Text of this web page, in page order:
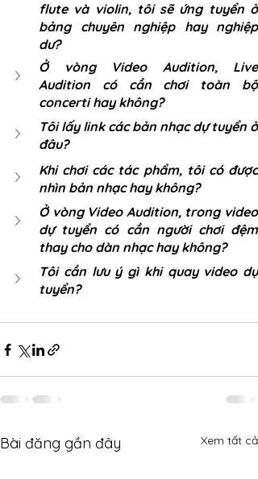
flute và violin, tôi sẽ ứng tuyển ở
bảng chuyên nghiệp hay nghiệp
dư?
Ở vòng Video Audition, Live
Audition có cần chơi toàn bộ
concerti hay không?
Tôi lấy link các bản nhạc dự tuyển ở
đâu?
Khi chơi các tác phẩm, tôi có được
nhìn bản nhạc hay không?
Ở vòng Video Audition, trong video
dự tuyển có cần người chơi đệm
thay cho dàn nhạc hay không?
Tôi cần lưu ý gì khi quay video dự
tuyển?
Bài đăng gần đây Xem tất cả